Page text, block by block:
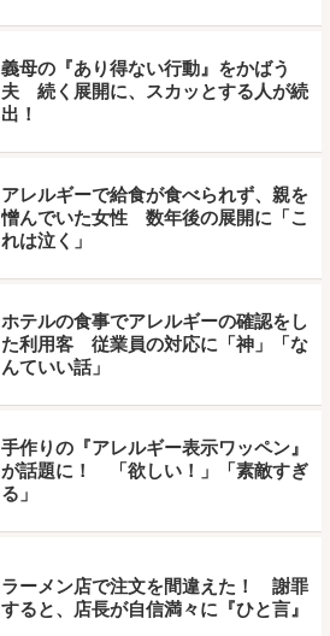
義母の『あり得ない行動』をかばう
夫 続く展開に、スカッとする人が続
出！
アレルギーで給食が食べられず、親を
憎んでいた女性 数年後の展開に「こ
れは泣く」
ホテルの食事でアレルギーの確認をし
た利用客 従業員の対応に「神」「な
んていい話」
手作りの『アレルギー表示ワッペン』
が話題に！ 「欲しい！」「素敵すぎ
る」
ラーメン店で注文を間違えた！ 謝罪
すると、店長が自信満々に『ひと言』